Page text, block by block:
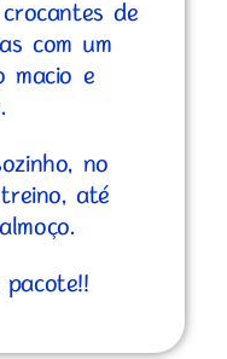
de
com um
macio e
no
até